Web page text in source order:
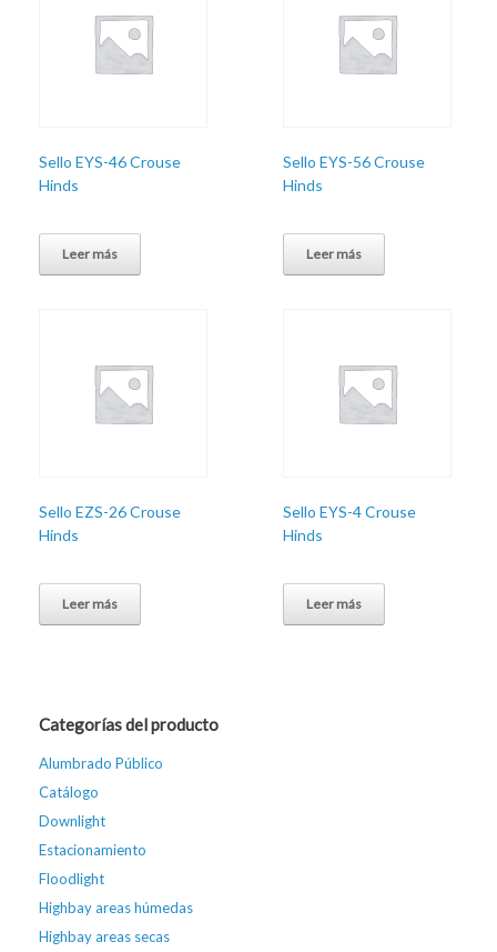
Sello EYS-46 Crouse
Hinds
Leer más
Sello EYS-56 Crouse
Hinds
Leer más
Sello EZS-26 Crouse
Hinds
Leer más
Sello EYS-4 Crouse
Hinds
Leer más
Categorías del producto
Alumbrado Público
Catálogo
Downlight
Estacionamiento
Floodlight
Highbay areas húmedas
Highbay areas secas